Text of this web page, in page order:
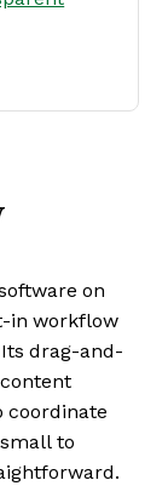
on
in workflow
drag-and-
coordinate
to